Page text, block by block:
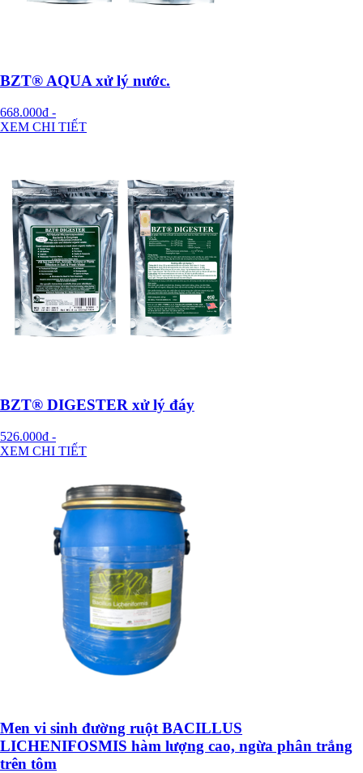
BZT® AQUA xử lý nước.
668.000đ -
XEM CHI TIẾT
BZT® DIGESTER xử lý đáy
526.000đ -
XEM CHI TIẾT
Men vi sinh đường ruột BACILLUS
LICHENIFOSMIS hàm lượng cao, ngừa phân trắng
trên tôm